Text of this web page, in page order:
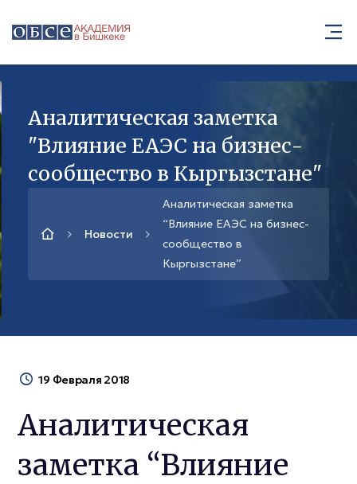
Аналитическая заметка
"Влияние ЕАЭС на бизнес-
сообщество в Кыргызстане"
Новости
Аналитическая заметка
“Влияние ЕАЭС на бизнес-
сообщество в
Кыргызстане”
19 Февраля 2018
Аналитическая
заметка “Влияние